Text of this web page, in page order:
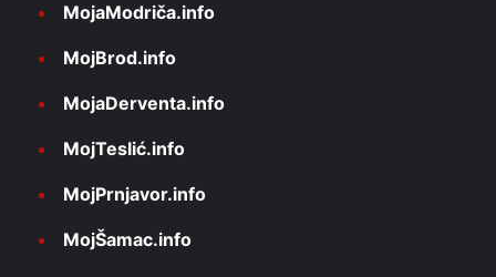
MojaModriča.info
MojBrod.info
MojaDerventa.info
MojTeslić.info
MojPrnjavor.info
MojŠamac.info